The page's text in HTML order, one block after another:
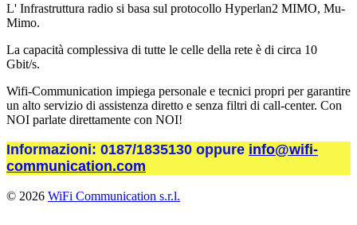
L' Infrastruttura radio si basa sul protocollo Hyperlan2 MIMO, Mu-
Mimo.
La capacità complessiva di tutte le celle della rete è di circa 10
Gbit/s.
Wifi-Communication impiega personale e tecnici propri per garantire
un alto servizio di assistenza diretto e senza filtri di call-center. Con
NOI parlate direttamente con NOI!
Informazioni: 0187/1835130 oppure info@wifi-
communication.com
© 2026 WiFi Communication s.r.l.